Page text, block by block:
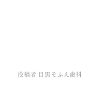
投稿者 目黒そふえ歯科